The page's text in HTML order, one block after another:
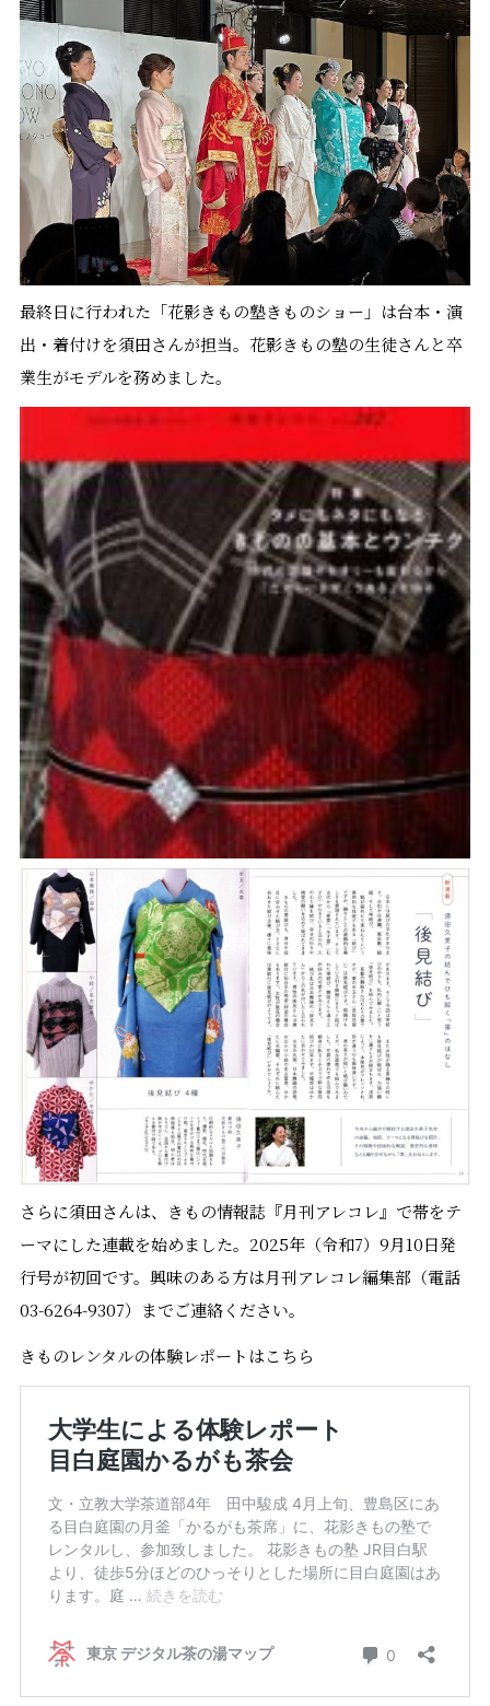
最終日に行われた「花影きもの塾きものショー」は台本・演
出・着付けを須田さんが担当。花影きもの塾の生徒さんと卒
業生がモデルを務めました。
さらに須田さんは、きもの情報誌『月刊アレコレ』で帯をテ
ーマにした連載を始めました。2025年（令和7）9月10日発
行号が初回です。興味のある方は月刊アレコレ編集部（電話
03-6264-9307）までご連絡ください。
きものレンタルの体験レポートはこちら